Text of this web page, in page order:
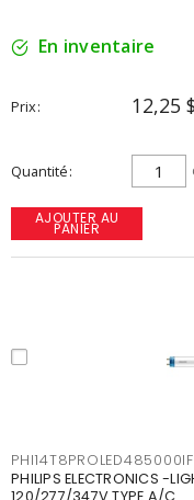
En inventaire
Prix 12,25 $
Quantité
AJOUTER AU
PANIER
PHILIPS ELECTRONICS -
120/277/347V TYPE A/C